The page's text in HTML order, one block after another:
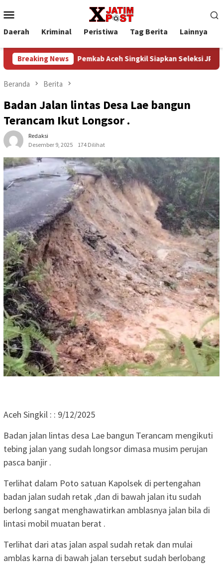
ke
kontenMobile
Daerah Kriminal Peristiwa Tag Berita Lainnya
Breaking News
Pemkab Aceh Singkil Siapkan Seleksi JPT Pratama,
Beranda Berita
Badan Jalan lintas Desa Lae bangun
Terancam Ikut Longsor .
Redaksi
Desember 9, 2025
174 Dilihat
Aceh Singkil : : 9/12/2025
Badan jalan lintas desa Lae bangun Terancam mengikuti
tebing jalan yang sudah longsor dimasa musim perujan
pasca banjir .
Terlihat dalam Poto satuan Kapolsek di pertengahan
badan jalan sudah retak ,dan di bawah jalan itu sudah
berlong sangat menghawatirkan amblasnya jalan bila di
lintasi mobil muatan berat .
Terlihat dari atas jalan aspal sudah retak dan mulai
amblas karna di bawah jalan tersebut sudah berlobang